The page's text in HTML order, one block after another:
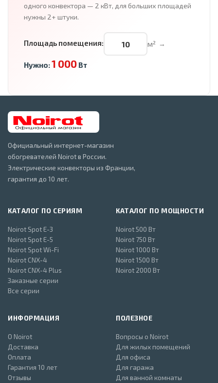
одного конвектора — 2 кВт, для больших площадей
нужны 2+ штуки.
Площадь помещения: м² →
Нужно:1 000Вт
Официальный интернет-магазин
обогревателей Noirot в России.
Электрические конвекторы из Франции,
гарантия до 10 лет.
КАТАЛОГ ПО СЕРИЯМ
Noirot Spot E-3
Noirot Spot E-5
Noirot Spot Wi-Fi
Noirot CNX-4
Noirot CNX-4 Plus
Заказные серии
Все серии
КАТАЛОГ ПО МОЩНОСТИ
Noirot 500 Вт
Noirot 750 Вт
Noirot 1000 Вт
Noirot 1500 Вт
Noirot 2000 Вт
ИНФОРМАЦИЯ
О Noirot
Доставка
Оплата
Гарантия 10 лет
Отзывы
ПОЛЕЗНОЕ
Вопросы о Noirot
Для жилых помещений
Для офиса
Для гаража
Для ванной комнаты